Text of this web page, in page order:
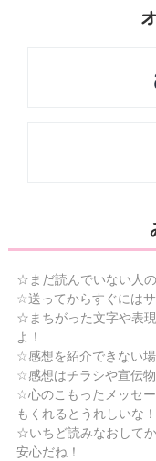
☆まだ読んでいない人
☆送ってからすぐにはサ
☆まちがった文字や表
よ！
☆感想を紹介できない
☆感想はチラシや宣伝
☆心のこもったメッセ
もくれるとうれしいな！
☆いちど読みなおして
安心だね！